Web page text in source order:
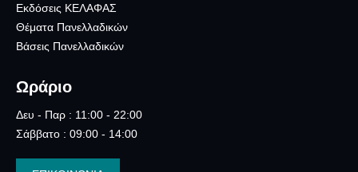
Εκδόσεις ΚΕΛΑΦΑΣ
Θέματα Πανελλαδικών
Βάσεις Πανελλαδικών
Ωράριο
Δευ - Παρ : 11:00 - 22:00
Σάββατο : 09:00 - 14:00